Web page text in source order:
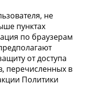
не
пунктах
по браузерам
от доступа
перечисленных в
Политики